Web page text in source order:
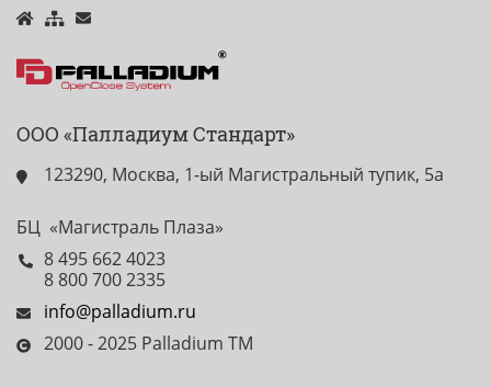
ООО «Палладиум Стандарт»
123290, Москва, 1-ый Магистральный тупик, 5а
БЦ «Магистраль Плаза»
8 495 662 4023
8 800 700 2335
info@palladium.ru
2000 - 2025 Palladium TM